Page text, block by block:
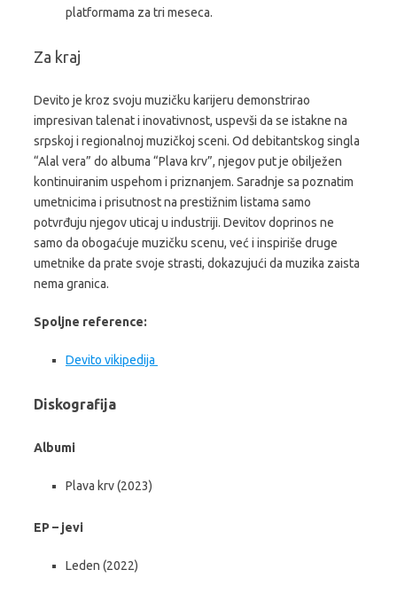
platformama za tri meseca.
Za kraj
Devito je kroz svoju muzičku karijeru demonstrirao
impresivan talenat i inovativnost, uspevši da se istakne na
srpskoj i regionalnoj muzičkoj sceni. Od debitantskog singla
“Alal vera” do albuma “Plava krv”, njegov put je obilježen
kontinuiranim uspehom i priznanjem. Saradnje sa poznatim
umetnicima i prisutnost na prestižnim listama samo
potvrđuju njegov uticaj u industriji. Devitov doprinos ne
samo da obogaćuje muzičku scenu, već i inspiriše druge
umetnike da prate svoje strasti, dokazujući da muzika zaista
nema granica.
Spoljne reference:
Devito vikipedija
Diskografija
Albumi
Plava krv (2023)
EP – jevi
Leden (2022)